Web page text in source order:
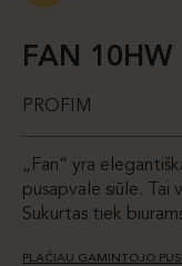
FAN 10HW
PROFIM
„Fan“ yra
pusapvale siūle. Tai
Sukurtas tiek
PLAČIAU GAMINTOJO